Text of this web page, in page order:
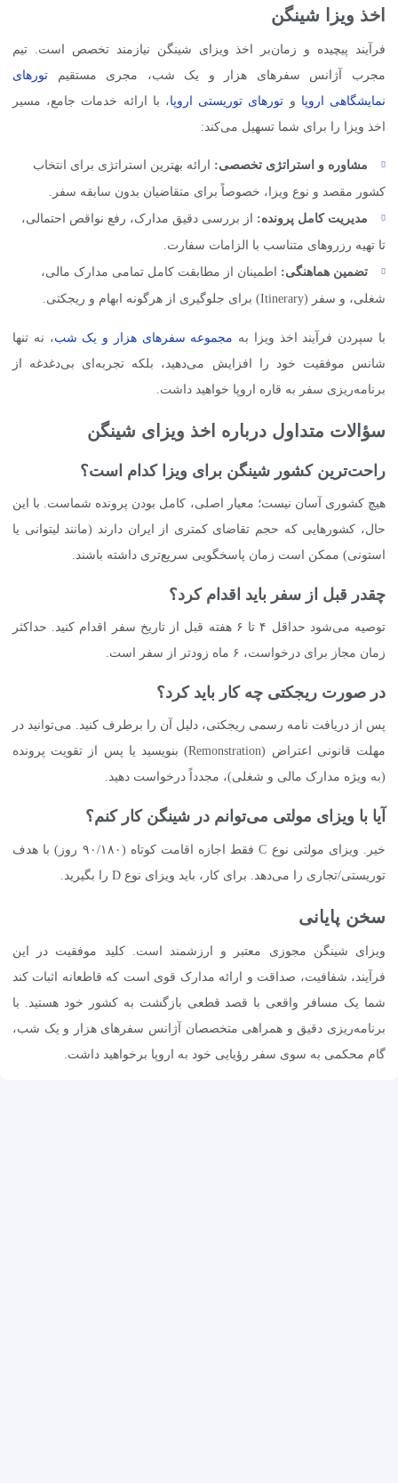
اخذ ویزا شینگن
فرآیند پیچیده و زمان‌بر اخذ ویزای شینگن نیازمند تخصص است. تیم
مجرب آژانس سفرهای هزار و یک شب، مجری مستقیم تورهای
نمایشگاهی اروپا و تورهای توریستی اروپا، با ارائه خدمات جامع، مسیر
اخذ ویزا را برای شما تسهیل می‌کند:
مشاوره و استراتژی تخصصی: ارائه بهترین استراتژی برای انتخاب
کشور مقصد و نوع ویزا، خصوصاً برای متقاضیان بدون سابقه سفر.
مدیریت کامل پرونده: از بررسی دقیق مدارک، رفع نواقص احتمالی،
تا تهیه رزروهای متناسب با الزامات سفارت.
تضمین هماهنگی: اطمینان از مطابقت کامل تمامی مدارک مالی،
شغلی، و سفر (Itinerary) برای جلوگیری از هرگونه ابهام و ریجکتی.
با سپردن فرآیند اخذ ویزا به مجموعه سفرهای هزار و یک شب، نه تنها
شانس موفقیت خود را افزایش می‌دهید، بلکه تجربه‌ای بی‌دغدغه از
برنامه‌ریزی سفر به قاره اروپا خواهید داشت.
سؤالات متداول درباره اخذ ویزای شینگن
راحت‌ترین کشور شینگن برای ویزا کدام است؟
هیچ کشوری آسان نیست؛ معیار اصلی، کامل بودن پرونده شماست. با این
حال، کشورهایی که حجم تقاضای کمتری از ایران دارند (مانند لیتوانی یا
استونی) ممکن است زمان پاسخگویی سریع‌تری داشته باشند.
چقدر قبل از سفر باید اقدام کرد؟
توصیه می‌شود حداقل ۴ تا ۶ هفته قبل از تاریخ سفر اقدام کنید. حداکثر
زمان مجاز برای درخواست، ۶ ماه زودتر از سفر است.
در صورت ریجکتی چه کار باید کرد؟
پس از دریافت نامه رسمی ریجکتی، دلیل آن را برطرف کنید. می‌توانید در
مهلت قانونی اعتراض (Remonstration) بنویسید یا پس از تقویت پرونده
(به ویژه مدارک مالی و شغلی)، مجدداً درخواست دهید.
آیا با ویزای مولتی می‌توانم در شینگن کار کنم؟
خیر. ویزای مولتی نوع C فقط اجازه اقامت کوتاه (۹۰/۱۸۰ روز) با هدف
توریستی/تجاری را می‌دهد. برای کار، باید ویزای نوع D را بگیرید.
سخن پایانی
ویزای شینگن مجوزی معتبر و ارزشمند است. کلید موفقیت در این
فرآیند، شفافیت، صداقت و ارائه مدارک قوی است که قاطعانه اثبات کند
شما یک مسافر واقعی با قصد قطعی بازگشت به کشور خود هستید. با
برنامه‌ریزی دقیق و همراهی متخصصان آژانس سفرهای هزار و یک شب،
گام محکمی به سوی سفر رؤیایی خود به اروپا برخواهید داشت.